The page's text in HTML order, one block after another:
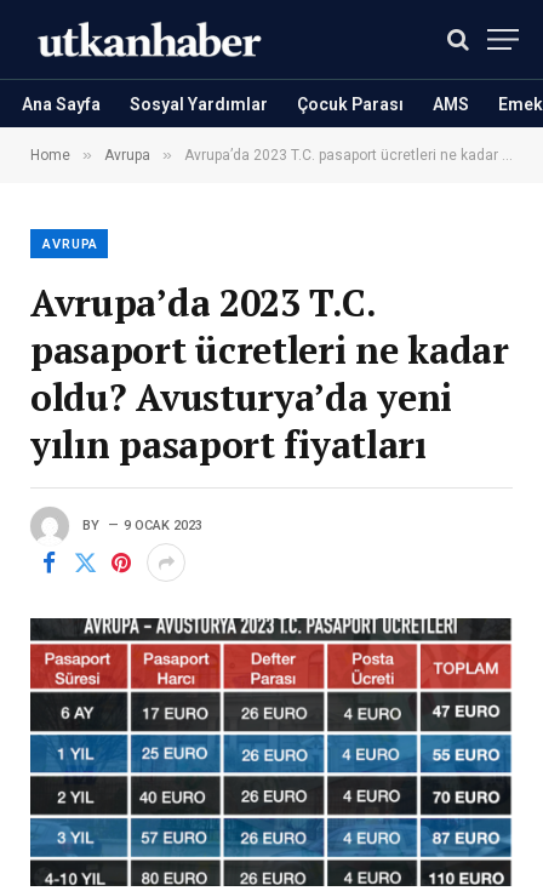
Ana Sayfa Sosyal Yardımlar Çocuk Parası AMS
Home » Avrupa » Avrupa’da 2023 T.C. pasaport ücretleri ne kadar oldu? Avusturya’da yeni yılın pasaport fiyatları
AVRUPA
Avrupa’da 2023 T.C.
pasaport ücretleri ne kadar
oldu? Avusturya’da yeni
yılın pasaport fiyatları
BY 9 OCAK 2023